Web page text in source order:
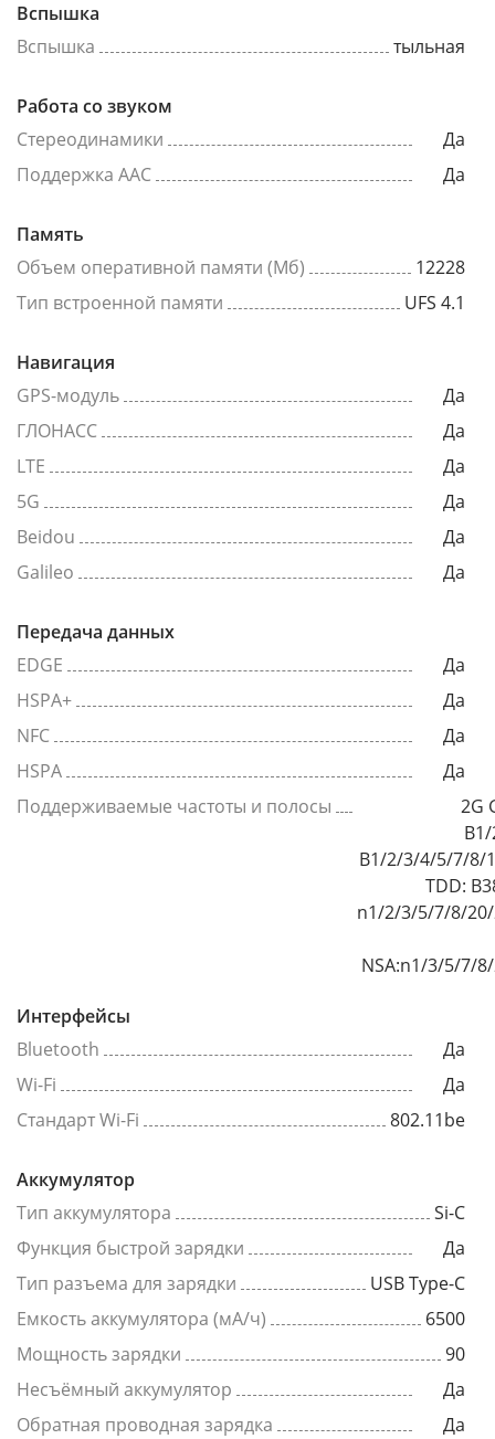
Вспышка
Вспышка
тыльная
Работа со звуком
Стереодинамики
Да
Поддержка AAC
Да
Память
Объем оперативной памяти (Мб)
12228
Тип встроенной памяти
UFS 4.1
Навигация
GPS-модуль
Да
ГЛОНАСС
Да
LTE
Да
5G
Да
Beidou
Да
Galileo
Да
Передача данных
EDGE
Да
HSPA+
Да
NFC
Да
HSPA
Да
Поддерживаемые частоты и полосы
2G
B1/2/3/4/5/7/8/
TDD:
n1/2/3/5/7/8/
NSA:n1/3/5/7/
Интерфейсы
Bluetooth
Да
Wi-Fi
Да
Стандарт Wi-Fi
802.11be
Аккумулятор
Тип аккумулятора
Si-C
Функция быстрой зарядки
Да
Тип разъема для зарядки
USB Type-C
Емкость аккумулятора (мА/ч)
6500
Мощность зарядки
90
Несъёмный аккумулятор
Да
Обратная проводная зарядка
Да